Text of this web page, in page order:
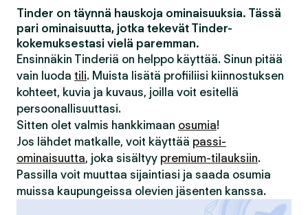
Tinder on täynnä hauskoja ominaisuuksia. Tässä
pari ominaisuutta, jotka tekevät Tinder-
kokemuksestasi vielä paremman.
Ensinnäkin Tinderiä on helppo käyttää. Sinun pitää
vain luoda tili. Muista lisätä profiiliisi kiinnostuksen
kohteet, kuvia ja kuvaus, joilla voit esitellä
persoonallisuuttasi.
Sitten olet valmis hankkimaan osumia!
Jos lähdet matkalle, voit käyttää passi-
ominaisuutta, joka sisältyy premium-tilauksiin.
Passilla voit muuttaa sijaintiasi ja saada osumia
muissa kaupungeissa olevien jäsenten kanssa.